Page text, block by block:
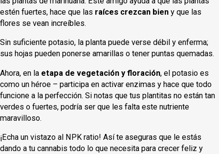
estén fuertes, hace que las raíces crezcan bien y que las
flores se vean increíbles.
Sin suficiente potasio, la planta puede verse débil y enferma;
sus hojas pueden ponerse amarillas o tener puntas quemadas.
Ahora, en la etapa de vegetación y floración, el potasio es
como un héroe – participa en activar enzimas y hace que todo
funcione a la perfección. Si notas que tus plantitas no están tan
verdes o fuertes, podría ser que les falta este nutriente
maravilloso.
¡Echa un vistazo al NPK ratio! Así te aseguras que le estás
dando a tu cannabis todo lo que necesita para crecer feliz y